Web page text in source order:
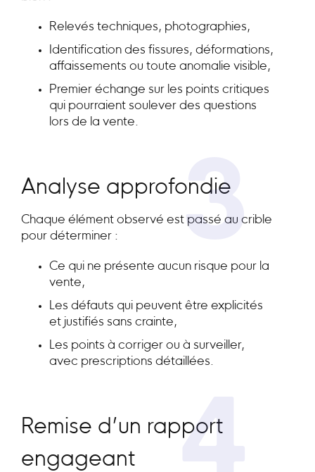
Relevés techniques, photographies,
Identification des fissures, déformations,
affaissements ou toute anomalie visible,
Premier échange sur les points critiques
qui pourraient soulever des questions
lors de la vente.
3
Analyse approfondie
Chaque élément observé est passé au crible
pour déterminer :
Ce qui ne présente aucun risque pour la
vente,
Les défauts qui peuvent être explicités
et justifiés sans crainte,
Les points à corriger ou à surveiller,
avec prescriptions détaillées.
4
Remise d’un rapport
engageant